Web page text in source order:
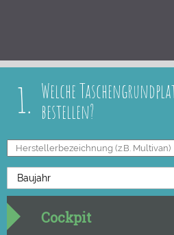
1. Welche
bestellen?
Cockpit